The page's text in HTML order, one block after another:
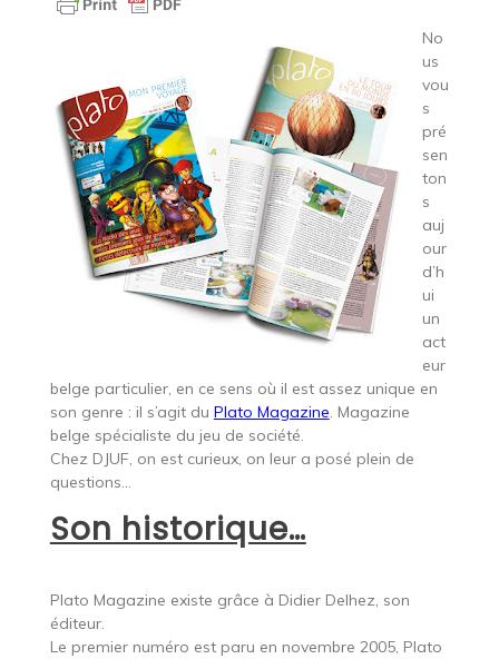
No
us
vou
s
pré
sen
ton
s
auj
our
d’h
ui
un
act
eur
belge particulier, en ce sens où il est assez unique en
son genre : il s’agit du Plato Magazine. Magazine
belge spécialiste du jeu de société.
Chez DJUF, on est curieux, on leur a posé plein de
questions…
Son historique…
Plato Magazine existe grâce à Didier Delhez, son
éditeur.
Le premier numéro est paru en novembre 2005, Plato